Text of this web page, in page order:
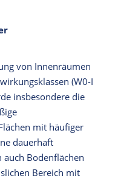
von Innenräumen
(W0-I
insbesondere die
mit häufiger
dauerhaft
auch Bodenflächen
Bereich mit